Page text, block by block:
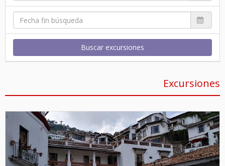
Buscar excursiones
Excursiones